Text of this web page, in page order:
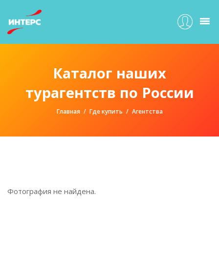
Каталог наших
турагентств по России
Главная Где купить Агентства
Фотография не найдена.